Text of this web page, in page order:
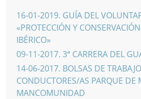
16-01-2019. GUÍA DEL
«PROTECCIÓN Y
IBÉRICO»
09-11-2017. 3ª CARRERA DEL
14-06-2017. BOLSAS DE
CONDUCTORES/AS PARQUE DE
MANCOMUNIDAD